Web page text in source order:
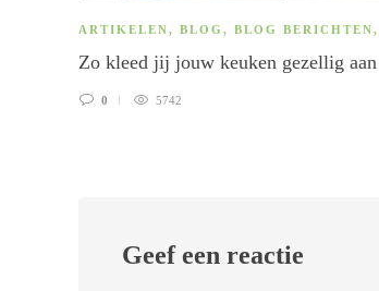
ARTIKELEN, BLOG , BLOG BERICHTEN,
Zo kleed jij jouw keuken gezellig aan
0 5742
Geef een reactie